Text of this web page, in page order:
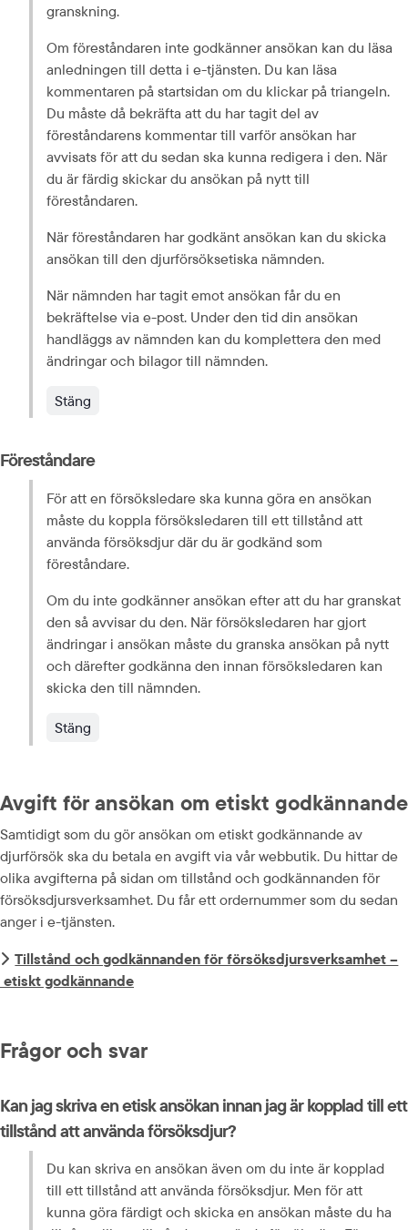
granskning.
Om föreståndaren inte godkänner ansökan kan du läsa
anledningen till detta i e-tjänsten. Du kan läsa
kommentaren på startsidan om du klickar på triangeln.
Du måste då bekräfta att du har tagit del av
föreståndarens kommentar till varför ansökan har
avvisats för att du sedan ska kunna redigera i den. När
du är färdig skickar du ansökan på nytt till
föreståndaren.
När föreståndaren har godkänt ansökan kan du skicka
ansökan till den djurförsöksetiska nämnden.
När nämnden har tagit emot ansökan får du en
bekräftelse via e-post. Under den tid din ansökan
handläggs av nämnden kan du komplettera den med
ändringar och bilagor till nämnden.
Stäng
Föreståndare
För att en försöksledare ska kunna göra en ansökan
måste du koppla försöksledaren till ett tillstånd att
använda försöksdjur där du är godkänd som
föreståndare.
Om du inte godkänner ansökan efter att du har granskat
den så avvisar du den. När försöksledaren har gjort
ändringar i ansökan måste du granska ansökan på nytt
och därefter godkänna den innan försöksledaren kan
skicka den till nämnden.
Stäng
Avgift för ansökan om etiskt godkännande
Samtidigt som du gör ansökan om etiskt godkännande av
djurförsök ska du betala en avgift via vår webbutik. Du hittar de
olika avgifterna på sidan om tillstånd och godkännanden för
försöksdjursverksamhet. Du får ett ordernummer som du sedan
anger i e-tjänsten.
Tillstånd och godkännanden för försöksdjursverksamhet –
etiskt godkännande
Frågor och svar
Kan jag skriva en etisk ansökan innan jag är kopplad till ett
tillstånd att använda försöksdjur?
Du kan skriva en ansökan även om du inte är kopplad
till ett tillstånd att använda försöksdjur. Men för att
kunna göra färdigt och skicka en ansökan måste du ha